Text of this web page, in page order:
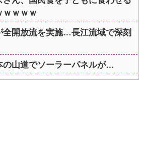
ｗｗｗｗ
全開放流を実施…長江流域で深刻
の山道でソーラーパネルが…